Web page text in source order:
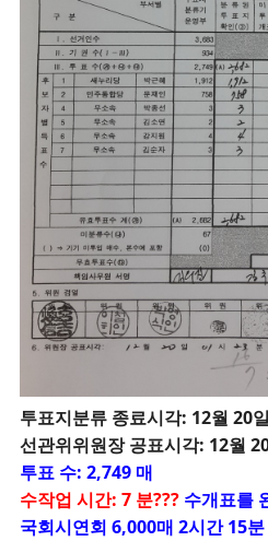
투표지분류 종료시각: 12월 20
선관위위원장 공표시각: 12월
투표 수: 2,749 매
수작업 시간: 7 분??? 수개표를
국회시연회 6,000매 2시간 15분